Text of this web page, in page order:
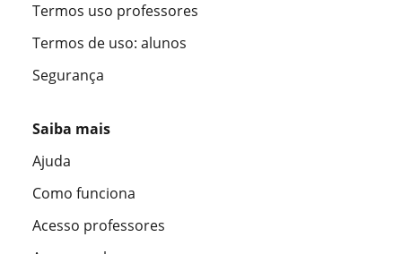
Termos uso professores
Termos de uso: alunos
Segurança
Saiba mais
Ajuda
Como funciona
Acesso professores